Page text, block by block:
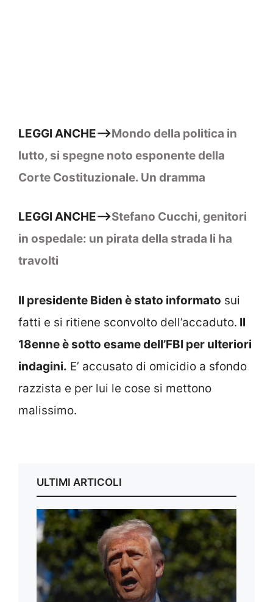
LEGGI ANCHE–>Mondo della politica in
lutto, si spegne noto esponente della
Corte Costituzionale. Un dramma
LEGGI ANCHE–>Stefano Cucchi, genitori
in ospedale: un pirata della strada li ha
travolti
Il presidente Biden è stato informato sui
fatti e si ritiene sconvolto dell’accaduto. Il
18enne è sotto esame dell’FBI per ulteriori
indagini. E’ accusato di omicidio a sfondo
razzista e per lui le cose si mettono
malissimo.
ULTIMI ARTICOLI